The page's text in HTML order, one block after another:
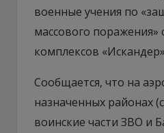
военные учения по
массового поражения»
комплексов
Сообщается, что на
назначенных районах
воинские части ЗВО и